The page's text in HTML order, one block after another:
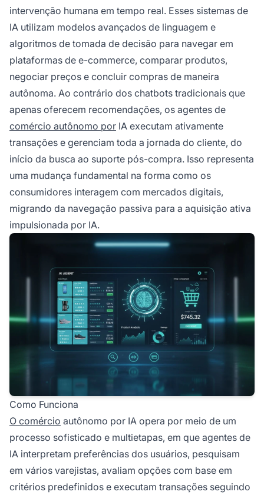
intervenção humana em tempo real. Esses sistemas de
IA utilizam modelos avançados de linguagem e
algoritmos de tomada de decisão para navegar em
plataformas de e-commerce, comparar produtos,
negociar preços e concluir compras de maneira
autônoma. Ao contrário dos chatbots tradicionais que
apenas oferecem recomendações, os agentes de
comércio autônomo por IA executam ativamente
transações e gerenciam toda a jornada do cliente, do
início da busca ao suporte pós-compra. Isso representa
uma mudança fundamental na forma como os
consumidores interagem com mercados digitais,
migrando da navegação passiva para a aquisição ativa
impulsionada por IA.
Como Funciona
O comércio autônomo por IA opera por meio de um
processo sofisticado e multietapas, em que agentes de
IA interpretam preferências dos usuários, pesquisam
em vários varejistas, avaliam opções com base em
critérios predefinidos e executam transações seguindo